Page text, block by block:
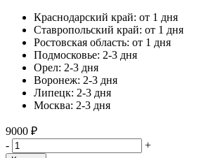
Краснодарский край: от 1 дня
Ставропольский край: от 1 дня
Ростовская область: от 1 дня
Подмосковье: 2-3 дня
Орел: 2-3 дня
Воронеж: 2-3 дня
Липецк: 2-3 дня
Москва: 2-3 дня
9000 ₽
-
+